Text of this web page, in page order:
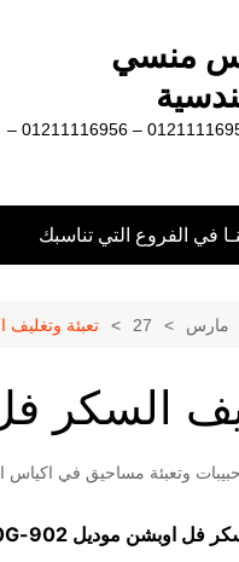
منسي
رائد الصناعات الهندسية 01211116954 – 01211116956 –
في الفروع التي تناسبك
مارس 27 تعبئة
السكر
وتعبئة مساحيق في اكياس
فل اوبشن موديل 902-100G